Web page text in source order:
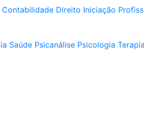
Contabilidade Direito Iniciação
Saúde Psicanálise Psicologia